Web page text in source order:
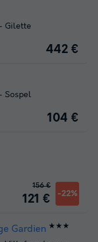
Gilette
442 €
Sospel
104 €
121 € -22%
156 €
Gardien ★★★